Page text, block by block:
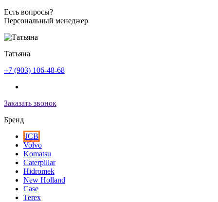
Есть вопросы?
Персональный менеджер
Татьяна
+7 (903) 106-48-68
Заказать звонок
Бренд
JCB
Volvo
Komatsu
Caterpillar
Hidromek
New Holland
Case
Terex